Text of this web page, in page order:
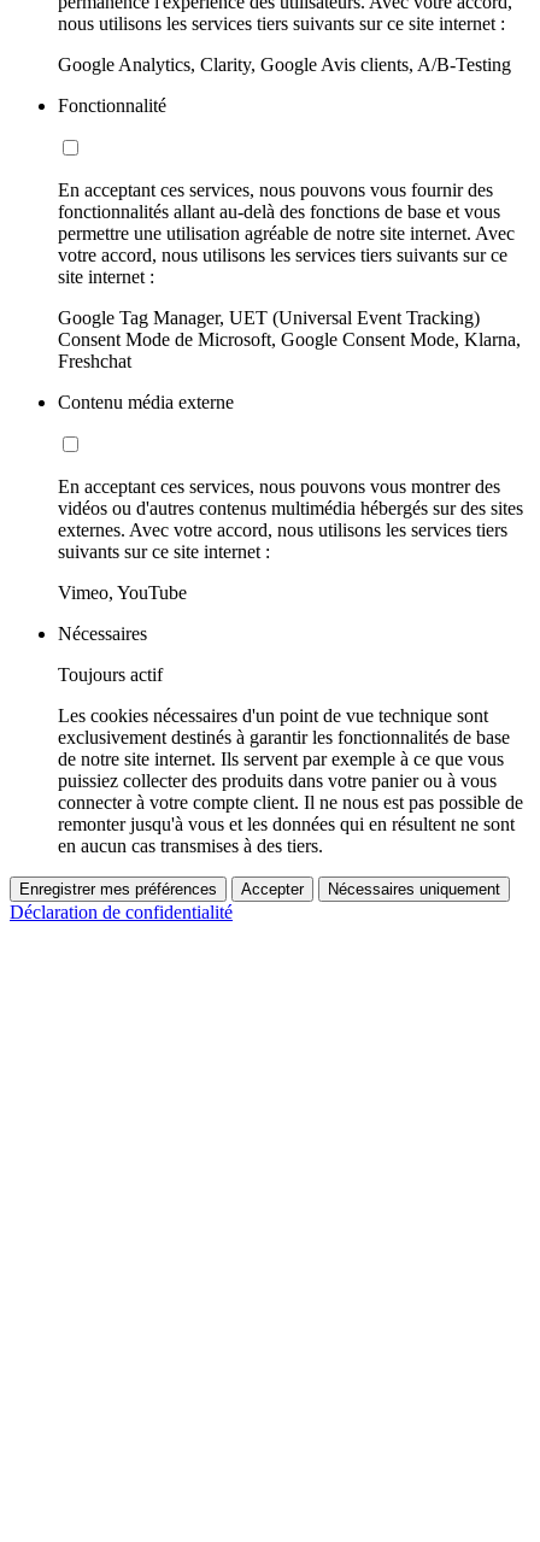
nous utilisons les services tiers suivants sur ce site internet :
Google Analytics, Clarity, Google Avis clients, A/B-Testing
Fonctionnalité
En acceptant ces services, nous pouvons vous fournir des
fonctionnalités allant au-delà des fonctions de base et vous
permettre une utilisation agréable de notre site internet. Avec
votre accord, nous utilisons les services tiers suivants sur ce
site internet :
Google Tag Manager, UET (Universal Event Tracking)
Consent Mode de Microsoft, Google Consent Mode, Klarna,
Freshchat
Contenu média externe
En acceptant ces services, nous pouvons vous montrer des
vidéos ou d'autres contenus multimédia hébergés sur des sites
externes. Avec votre accord, nous utilisons les services tiers
suivants sur ce site internet :
Vimeo, YouTube
Nécessaires
Toujours actif
Les cookies nécessaires d'un point de vue technique sont
exclusivement destinés à garantir les fonctionnalités de base
de notre site internet. Ils servent par exemple à ce que vous
puissiez collecter des produits dans votre panier ou à vous
connecter à votre compte client. Il ne nous est pas possible de
remonter jusqu'à vous et les données qui en résultent ne sont
en aucun cas transmises à des tiers.
Enregistrer mes préférences Accepter Nécessaires uniquement
Déclaration de confidentialité